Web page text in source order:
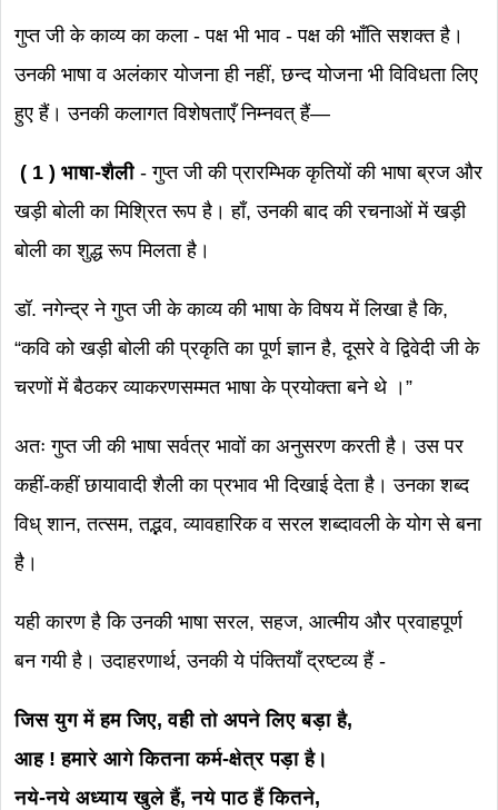
गुप्त जी के काव्य का कला - पक्ष भी भाव - पक्ष की भाँति सशक्त है।
उनकी भाषा व अलंकार योजना ही नहीं, छन्द योजना भी विविधता लिए
हुए हैं। उनकी कलागत विशेषताएँ निम्नवत् हैं—
( 1 ) भाषा-शैली - गुप्त जी की प्रारम्भिक कृतियों की भाषा ब्रज और
खड़ी बोली का मिश्रित रूप है। हाँ, उनकी बाद की रचनाओं में खड़ी
बोली का शुद्ध रूप मिलता है।
डॉ. नगेन्द्र ने गुप्त जी के काव्य की भाषा के विषय में लिखा है कि,
“कवि को खड़ी बोली की प्रकृति का पूर्ण ज्ञान है, दूसरे वे द्विवेदी जी के
चरणों में बैठकर व्याकरणसम्मत भाषा के प्रयोक्ता बने थे ।”
अतः गुप्त जी की भाषा सर्वत्र भावों का अनुसरण करती है। उस पर
कहीं-कहीं छायावादी शैली का प्रभाव भी दिखाई देता है। उनका शब्द
विध् शान, तत्सम, तद्भव, व्यावहारिक व सरल शब्दावली के योग से बना
है।
यही कारण है कि उनकी भाषा सरल, सहज, आत्मीय और प्रवाहपूर्ण
बन गयी है। उदाहरणार्थ, उनकी ये पंक्तियाँ द्रष्टव्य हैं -
जिस युग में हम जिए, वही तो अपने लिए बड़ा है,
आह ! हमारे आगे कितना कर्म-क्षेत्र पड़ा है।
नये-नये अध्याय खुले हैं, नये पाठ हैं कितने,